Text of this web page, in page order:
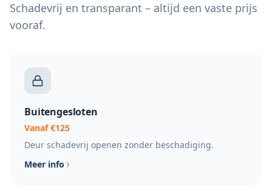
Schadevrij en transparant – altijd een vaste prijs
vooraf.
Buitengesloten
Vanaf €125
Deur schadevrij openen zonder beschadiging.
Meer info